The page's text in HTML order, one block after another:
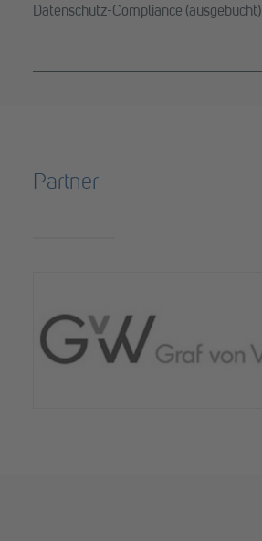
Datenschutz-Compliance (ausgebucht)
Partner